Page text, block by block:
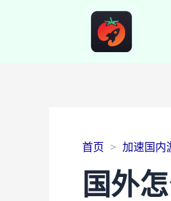
首页 加速国内
国外